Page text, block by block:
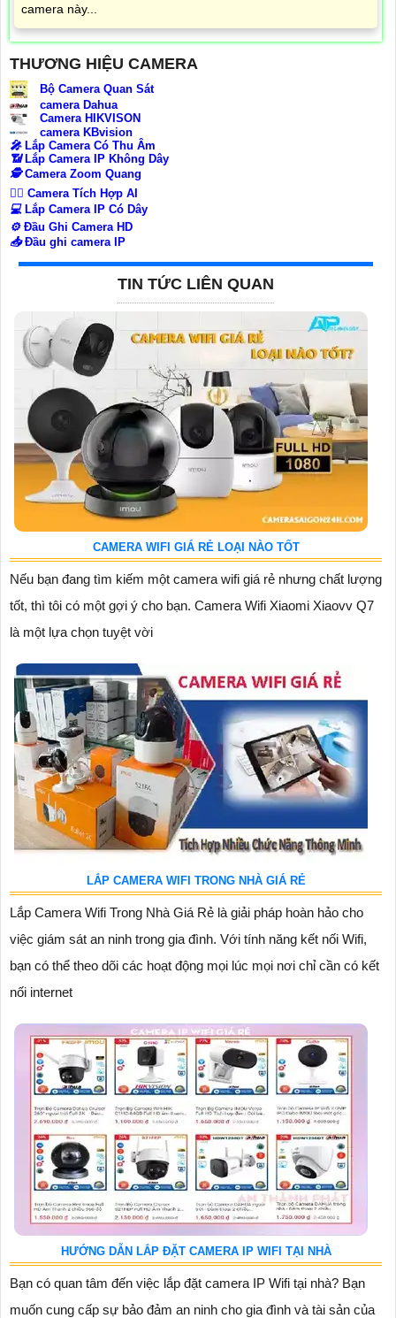
camera này...
THƯƠNG HIỆU CAMERA
Bộ Camera Quan Sát
camera Dahua
Camera HIKVISON
camera KBvision
️🎤️ Lắp Camera Có Thu Âm
📶Lắp Camera IP Không Dây
🕵️Camera Zoom Quang
🧛‍♀️ Camera Tích Hợp AI
💻Lắp Camera IP Có Dây
⚙️Đầu Ghi Camera HD
📥Đầu ghi camera IP
TIN TỨC LIÊN QUAN
CAMERA WIFI GIÁ RẺ LOẠI NÀO TỐT
Nếu bạn đang tìm kiếm một camera wifi giá rẻ nhưng chất lượng
tốt, thì tôi có một gợi ý cho bạn. Camera Wifi Xiaomi Xiaovv Q7
là một lựa chọn tuyệt vời
LẮP CAMERA WIFI TRONG NHÀ GIÁ RẺ
Lắp Camera Wifi Trong Nhà Giá Rẻ là giải pháp hoàn hảo cho
việc giám sát an ninh trong gia đình. Với tính năng kết nối Wifi,
bạn có thể theo dõi các hoạt động mọi lúc mọi nơi chỉ cần có kết
nối internet
HƯỚNG DẪN LẮP ĐẶT CAMERA IP WIFI TẠI NHÀ
Bạn có quan tâm đến việc lắp đặt camera IP Wifi tại nhà? Bạn
muốn cung cấp sự bảo đảm an ninh cho gia đình và tài sản của